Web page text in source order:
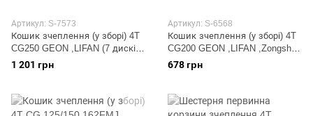
Артикул: S-7573
Кошик зчеплення (у зборі) 4T
CG250 GEON ,LIFAN (7 дисків,
73 зубів) ST
1 201 грн
Артикул: S-6568
Кошик зчеплення (у зборі) 4T
CG200 GEON ,LIFAN ,Zongshen
JH
678 грн